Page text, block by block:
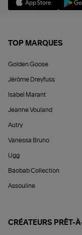
TOP MARQUES
Golden Goose
Jérôme Dreyfuss
Isabel Marant
Jeanne Vouland
Autry
Vanessa Bruno
Ugg
Baobab Collection
Assouline
CRÉATEURS PRÊT-